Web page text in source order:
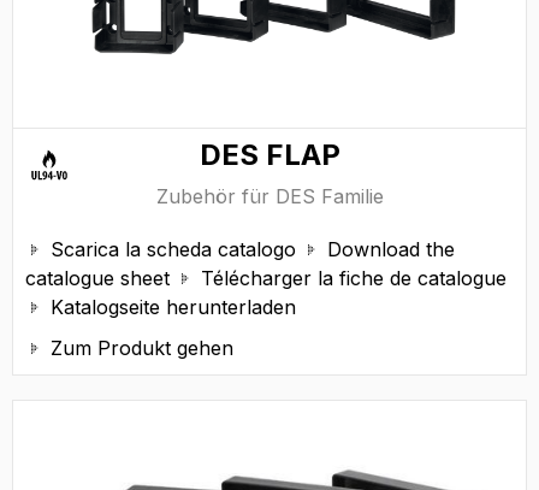
DES FLAP
Zubehör für DES Familie
 Scarica la scheda catalogo 
Download the
catalogue sheet
 Télécharger la fiche de catalogue
 Katalogseite herunterladen
 Zum Produkt gehen